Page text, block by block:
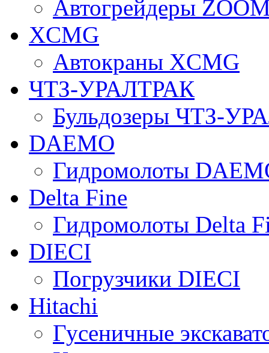
Автогрейдеры
XCMG
Автокраны XCMG
ЧТЗ-УРАЛТРАК
Бульдозеры ЧТЗ-
DAEMO
Гидромолоты
Delta Fine
Гидромолоты Delta
DIECI
Погрузчики DIECI
Hitachi
Гусеничные